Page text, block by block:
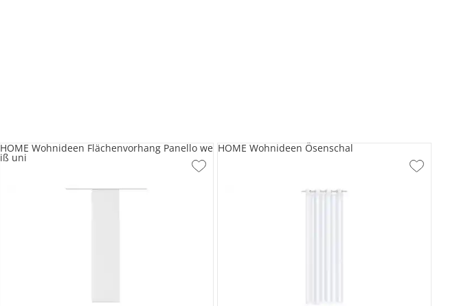
HOME Wohnideen Flächenvorhang Panello we
iß uni
HOME Wohnideen Ösenschal